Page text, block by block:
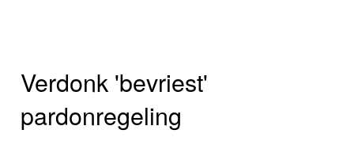
Verdonk 'bevriest'
pardonregeling